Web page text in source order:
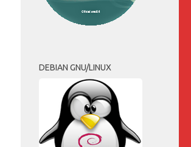
DEBIAN GNU/LINUX